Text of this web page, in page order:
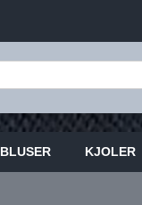
BLUSER KJOLER